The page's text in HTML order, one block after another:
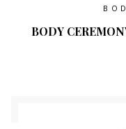
BODY